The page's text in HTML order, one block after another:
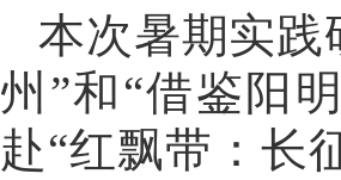
本次暑期实践
州”和“借鉴阳
赴“红飘带：长